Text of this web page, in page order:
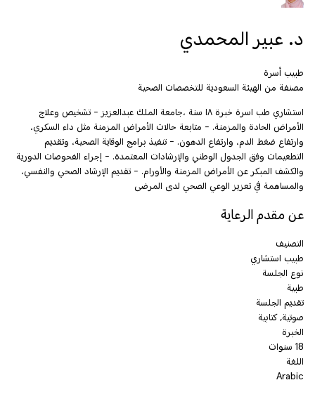
د. عبير المحمدي
طبيب أسرة
مصنفة من الهيئة السعودية للتخصصات الصحية
استشاري طب اسرة خبرة ١٨ سنة ،جامعة الملك عبدالعزيز - تشخيص وعلاج
الأمراض الحادة والمزمنة. - متابعة حالات الأمراض المزمنة مثل داء السكري،
وارتفاع ضغط الدم، وارتفاع الدهون. - تنفيذ برامج الوقاية الصحية، وتقديم
التطعيمات وفق الجدول الوطني والإرشادات المعتمدة. - إجراء الفحوصات الدورية
والكشف المبكر عن الأمراض المزمنة والأورام. - تقديم الإرشاد الصحي والنفسي،
والمساهمة في تعزيز الوعي الصحي لدى المرضى
عن مقدم الرعاية
التصنيف
طبيب استشاري
نوع الجلسة
طبية
تقديم الجلسة
صوتية, كتابية
الخبرة
18 سنوات
اللغة
Arabic